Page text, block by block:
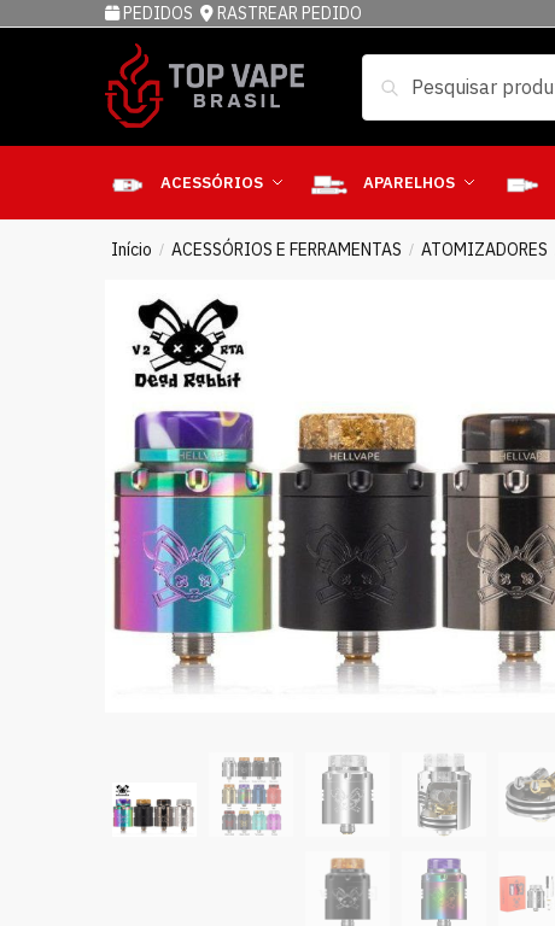
PEDIDOS RASTREAR PEDIDO
ACESSÓRIOS APARELHOS
Início / ACESSÓRIOS E FERRAMENTAS / ATOMIZADORES